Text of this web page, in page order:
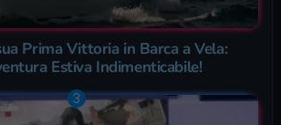
Prima Vittoria in Barca a Vela:
Estiva Indimenticabile!